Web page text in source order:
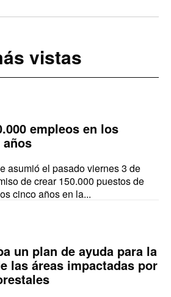
vistas
empleos en los
asumió el pasado viernes 3 de
de crear 150.000 puestos de
cinco años en la...
un plan de ayuda para la
las áreas impactadas por